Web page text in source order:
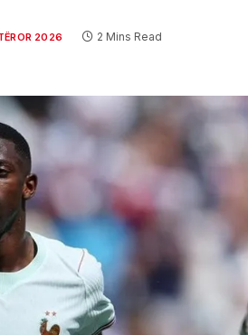
2026 2 Mins Read